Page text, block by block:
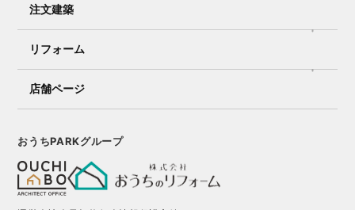
注文建築
リフォーム
店舗ページ
おうちPARKグループ